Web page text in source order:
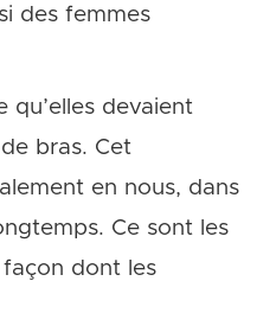
des femmes
qu’elles devaient
bras. Cet
en nous, dans
Ce sont les
dont les